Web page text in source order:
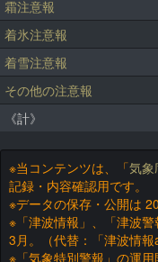
霜注意報
着氷注意報
着雪注意報
その他の注意報
《計》
※当コンテンツは、「気象
記録・内容確認用です。
※データの保存・公開は
※「津波情報」、「津波
3月。（代替：「津波情報
※「気象特別警報」の運用